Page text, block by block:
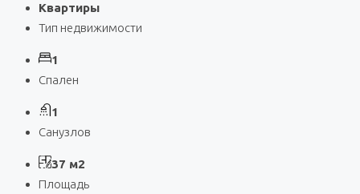
Квартиры
Тип недвижимости
1
Спален
1
Санузлов
37 м2
Площадь